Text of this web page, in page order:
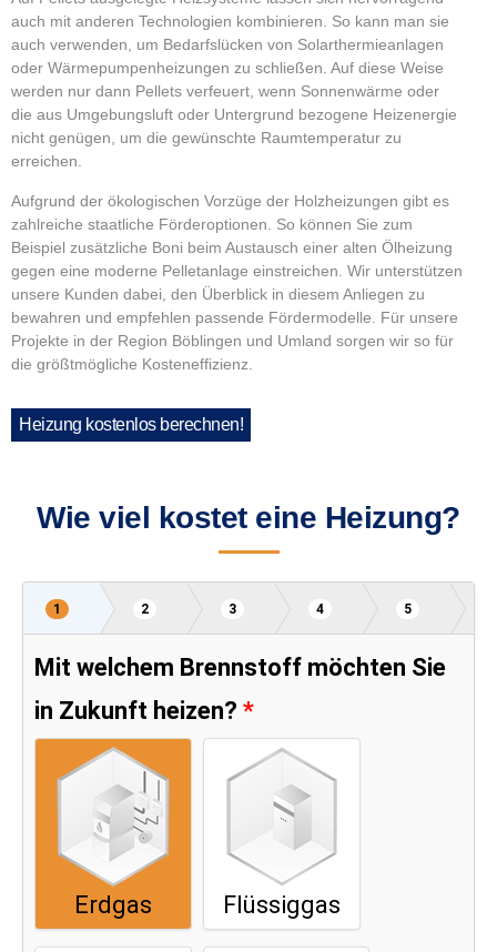
auch mit anderen Technologien kombinieren. So kann man sie
auch verwenden, um Bedarfslücken von Solarthermieanlagen
oder Wärmepumpenheizungen zu schließen. Auf diese Weise
werden nur dann Pellets verfeuert, wenn Sonnenwärme oder
die aus Umgebungsluft oder Untergrund bezogene Heizenergie
nicht genügen, um die gewünschte Raumtemperatur zu
erreichen.
Aufgrund der ökologischen Vorzüge der Holzheizungen gibt es
zahlreiche staatliche Förderoptionen. So können Sie zum
Beispiel zusätzliche Boni beim Austausch einer alten Ölheizung
gegen eine moderne Pelletanlage einstreichen. Wir unterstützen
unsere Kunden dabei, den Überblick in diesem Anliegen zu
bewahren und empfehlen passende Fördermodelle. Für unsere
Projekte in der Region Böblingen und Umland sorgen wir so für
die größtmögliche Kosteneffizienz.
Heizung kostenlos berechnen!
Wie viel kostet eine Heizung?